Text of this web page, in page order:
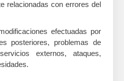
relacionadas con errores del
efectuadas por
posteriores, problemas de
externos, ataques,